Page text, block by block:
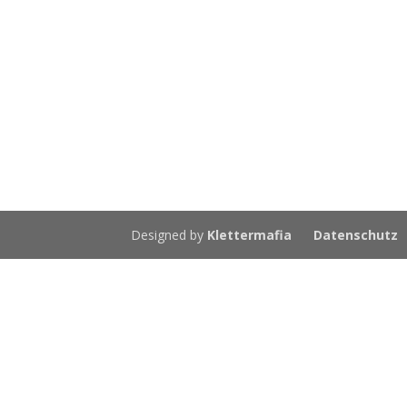
Designed by Klettermafia Datenschutz